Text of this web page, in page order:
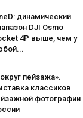
динамический
DJI Osmo
4P выше, чем у
пейзажа».
классиков
фотографии